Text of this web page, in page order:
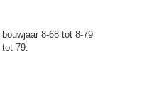
8-68 tot 8-79
79.